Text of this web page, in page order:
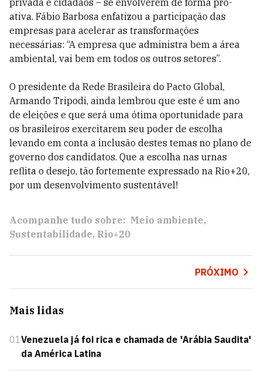
privada e cidadãos – se envolverem de forma pró-
ativa. Fábio Barbosa enfatizou a participação das
empresas para acelerar as transformações
necessárias: “A empresa que administra bem a área
ambiental, vai bem em todos os outros setores”.
O presidente da Rede Brasileira do Pacto Global,
Armando Tripodi, ainda lembrou que este é um ano
de eleições e que será uma ótima oportunidade para
os brasileiros exercitarem seu poder de escolha
levando em conta a inclusão destes temas no plano de
governo dos candidatos. Que a escolha nas urnas
reflita o desejo, tão fortemente expressado na Rio+20,
por um desenvolvimento sustentável!
Acompanhe tudo sobre: Meio ambiente
Sustentabilidade Rio+20
PRÓXIMO
Mais lidas
01Venezuela já foi rica e chamada de 'Arábia Saudita'
da América Latina